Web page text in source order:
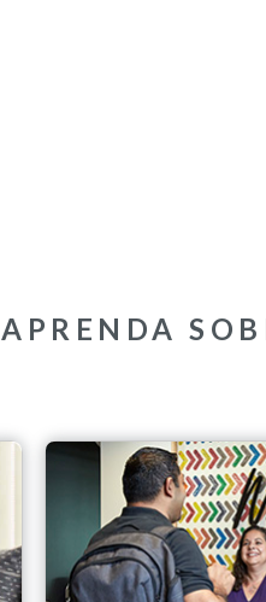
APRENDA